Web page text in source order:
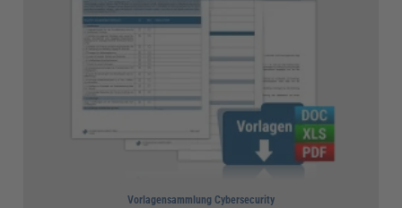
Vorlagensammlung Cybersecurity